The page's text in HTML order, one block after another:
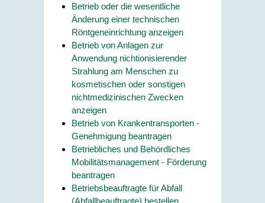
Betrieb oder die wesentliche
Änderung einer technischen
Röntgeneinrichtung anzeigen
Betrieb von Anlagen zur
Anwendung nichtionisierender
Strahlung am Menschen zu
kosmetischen oder sonstigen
nichtmedizinischen Zwecken
anzeigen
Betrieb von Krankentransporten -
Genehmigung beantragen
Betriebliches und Behördliches
Mobilitätsmanagement - Förderung
beantragen
Betriebsbeauftragte für Abfall
(Abfallbeauftragte) bestellen